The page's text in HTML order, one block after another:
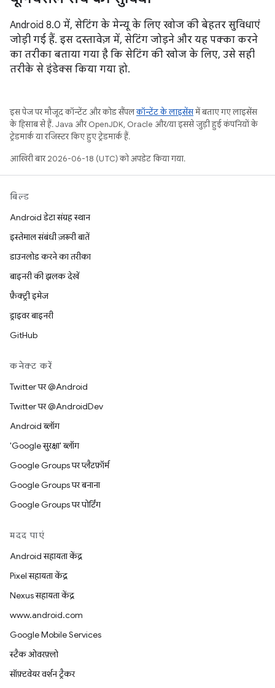
Android 8.0 में, सेटिंग के मेन्यू के लिए खोज की बेहतर सुविधाएं
जोड़ी गई हैं. इस दस्तावेज़ में, सेटिंग जोड़ने और यह पक्का करने
का तरीका बताया गया है कि सेटिंग की खोज के लिए, उसे सही
तरीके से इंडेक्स किया गया हो.
इस पेज पर मौजूद कॉन्टेंट और कोड सैंपलकॉन्टेंट के लाइसेंसमें बताए गए लाइसेंस
के हिसाब से हैं. Java और OpenJDK, Oracle और/या इससे जुड़ी हुई कंपनियों के
ट्रेडमार्क या रजिस्टर किए हुए ट्रेडमार्क हैं.
आखिरी बार 2026-06-18 (UTC) को अपडेट किया गया.
बिल्ड
Android डेटा संग्रह स्थान
इस्तेमाल संबंधी ज़रूरी बातें
डाउनलोड करने का तरीका
बाइनरी की झलक देखें
फ़ैक्ट्री इमेज
ड्राइवर बाइनरी
GitHub
कनेक्ट करें
Twitter पर @Android
Twitter पर @AndroidDev
Android ब्लॉग
'Google सुरक्षा' ब्लॉग
Google Groups पर प्लैटफ़ॉर्म
Google Groups पर बनाना
Google Groups पर पोर्टिंग
मदद पाएं
Android सहायता केंद्र
Pixel सहायता केंद्र
Nexus सहायता केंद्र
www.android.com
Google Mobile Services
स्टैक ओवरफ़्लो
सॉफ़्टवेयर वर्शन ट्रैकर